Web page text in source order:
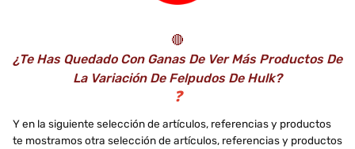
🔴
¿Te Has Quedado Con Ganas De Ver Más Productos De
La Variación De Felpudos De Hulk?
❓
Y en la siguiente selección de artículos, referencias y productos
te mostramos otra selección de artículos, referencias y productos